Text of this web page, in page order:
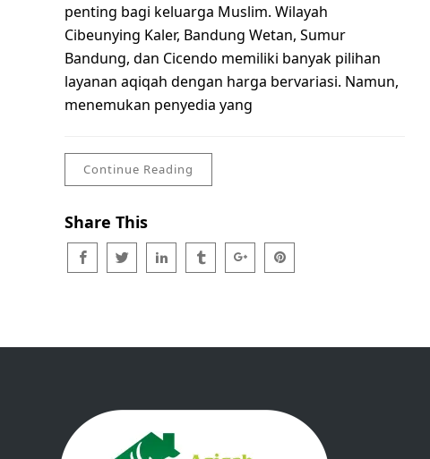
penting bagi keluarga Muslim. Wilayah
Cibeunying Kaler, Bandung Wetan, Sumur
Bandung, dan Cicendo memiliki banyak pilihan
layanan aqiqah dengan harga bervariasi. Namun,
menemukan penyedia yang
Continue Reading
Share This